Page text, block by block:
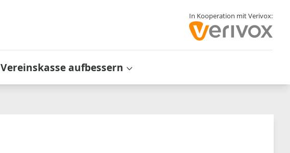
In Kooperation mit Verivox:
Vereinskasse aufbessern